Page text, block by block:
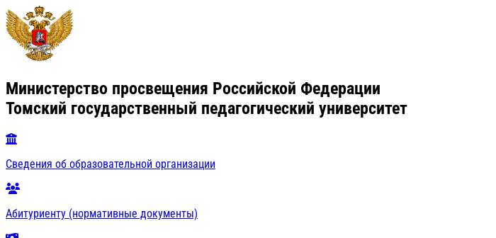
Министерство просвещения Российской Федерации
Томский государственный педагогический университет
Сведения об образовательной организации
Абитуриенту (нормативные документы)